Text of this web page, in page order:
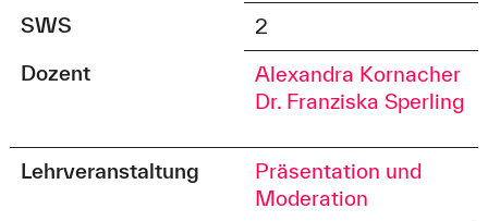
SWS
2
Dozent
Alexandra Kornacher
Dr. Franziska Sperling
Lehrveranstaltung
Präsentation und
Moderation